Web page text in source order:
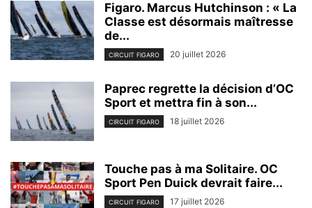
Figaro. Marcus Hutchinson : « La
Classe est désormais maîtresse
de...
CIRCUIT FIGARO 20 juillet 2026
Paprec regrette la décision d’OC
Sport et mettra fin à son...
CIRCUIT FIGARO 18 juillet 2026
Touche pas à ma Solitaire. OC
Sport Pen Duick devrait faire...
CIRCUIT FIGARO 17 juillet 2026